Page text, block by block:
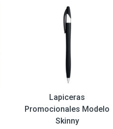
Lapiceras
Promocionales Modelo
Skinny